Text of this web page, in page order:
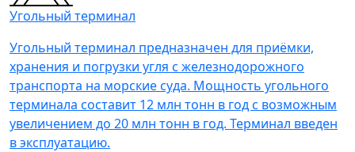
Угольный терминал
Угольный терминал предназначен для приёмки,
хранения и погрузки угля с железнодорожного
транспорта на морские суда. Мощность угольного
терминала составит 12 млн тонн в год с возможным
увеличением до 20 млн тонн в год. Терминал введен
в эксплуатацию.